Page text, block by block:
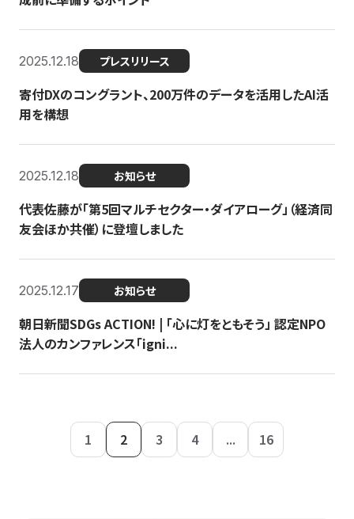
2025.12.18 プレスリリース
寄付DXのコングラント、200万件のデータを活用したAI活
用を構想
2025.12.18 お知らせ
代表佐藤が「第5回マルチセクター・ダイアローグ」（経済同
友会ほか共催）に登壇しました
2025.12.17 お知らせ
朝日新聞SDGs ACTION! | 「心に灯をともそう」 認定NPO
法人のカンファレンス「igni...
1 2 3 4 ... 16